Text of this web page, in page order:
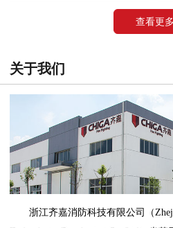
查看更多
关于我们
浙江齐嘉消防科技有限公司（